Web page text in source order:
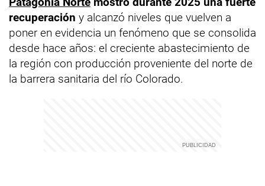
recuperación y alcanzó niveles que vuelven a
poner en evidencia un fenómeno que se consolida
desde hace años: el creciente abastecimiento de
la región con producción proveniente del norte de
la barrera sanitaria del río Colorado.